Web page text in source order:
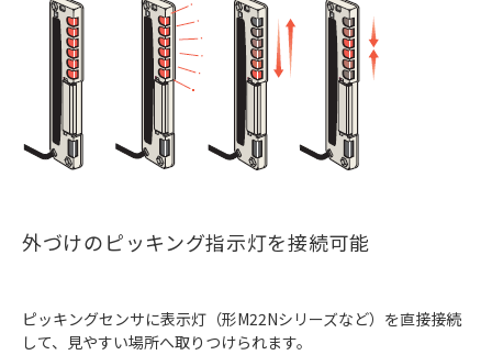
外づけのピッキング指示灯を接続可能
ピッキングセンサに表示灯（形M22Nシリーズなど）を直接接続
して、見やすい場所へ取りつけられます。